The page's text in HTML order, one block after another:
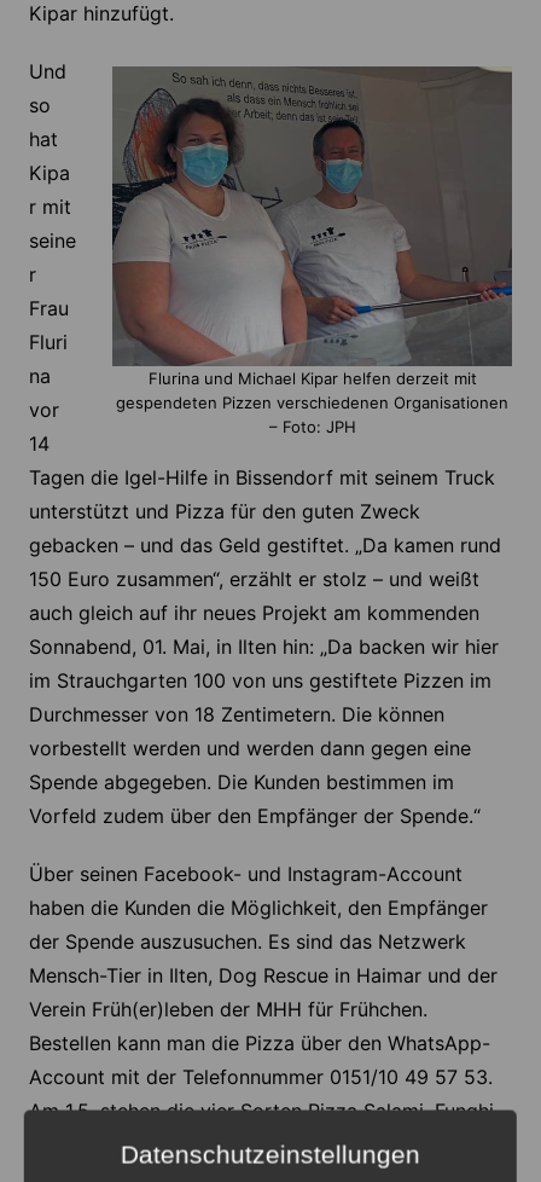
Kipar hinzufügt.
Flurina und Michael Kipar helfen derzeit mit
gespendeten Pizzen verschiedenen Organisationen
– Foto: JPH
Und
so
hat
Kipa
r mit
seine
r
Frau
Fluri
na
vor
14
Tagen die Igel-Hilfe in Bissendorf mit seinem Truck
unterstützt und Pizza für den guten Zweck
gebacken – und das Geld gestiftet. „Da kamen rund
150 Euro zusammen“, erzählt er stolz – und weißt
auch gleich auf ihr neues Projekt am kommenden
Sonnabend, 01. Mai, in Ilten hin: „Da backen wir hier
im Strauchgarten 100 von uns gestiftete Pizzen im
Durchmesser von 18 Zentimetern. Die können
vorbestellt werden und werden dann gegen eine
Spende abgegeben. Die Kunden bestimmen im
Vorfeld zudem über den Empfänger der Spende.“
Über seinen Facebook- und Instagram-Account
haben die Kunden die Möglichkeit, den Empfänger
der Spende auszusuchen. Es sind das Netzwerk
Mensch-Tier in Ilten, Dog Rescue in Haimar und der
Verein Früh(er)leben der MHH für Frühchen.
Bestellen kann man die Pizza über den WhatsApp-
Account mit der Telefonnummer 0151/10 49 57 53.
Am 1.5. stehen die vier Sorten Pizza Salami, Funghi,
Margerita oder Proscuitto zur Auswahl. Abholung ist
Datenschutzeinstellungen